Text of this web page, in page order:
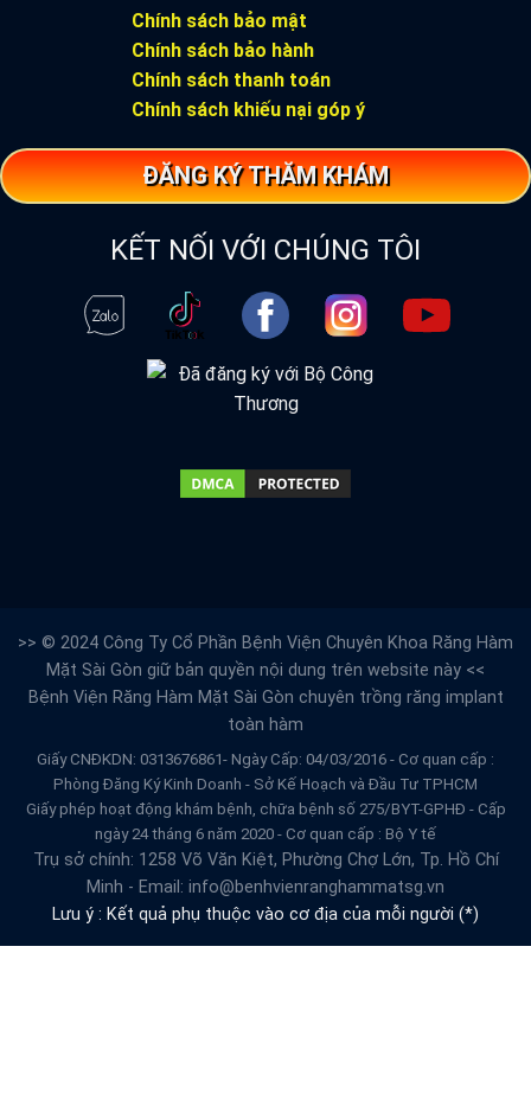
Chính sách bảo mật
Chính sách bảo hành
Chính sách thanh toán
Chính sách khiếu nại góp ý
ĐĂNG KÝ THĂM KHÁM
KẾT NỐI VỚI CHÚNG TÔI
>> © 2024 Công Ty Cổ Phần Bệnh Viện Chuyên Khoa Răng Hàm
Mặt Sài Gòn giữ bản quyền nội dung trên website này <<
Bệnh Viện Răng Hàm Mặt Sài Gòn chuyên trồng răng implant
toàn hàm
Giấy CNĐKDN: 0313676861- Ngày Cấp: 04/03/2016 - Cơ quan cấp :
Phòng Đăng Ký Kinh Doanh - Sở Kế Hoạch và Đầu Tư TPHCM
Giấy phép hoạt động khám bệnh, chữa bệnh số 275/BYT-GPHĐ - Cấp
ngày 24 tháng 6 năm 2020 - Cơ quan cấp : Bộ Y tế
Trụ sở chính: 1258 Võ Văn Kiệt, Phường Chợ Lớn, Tp. Hồ Chí
Minh - Email: info@benhvienranghammatsg.vn
Lưu ý : Kết quả phụ thuộc vào cơ địa của mỗi người (*)